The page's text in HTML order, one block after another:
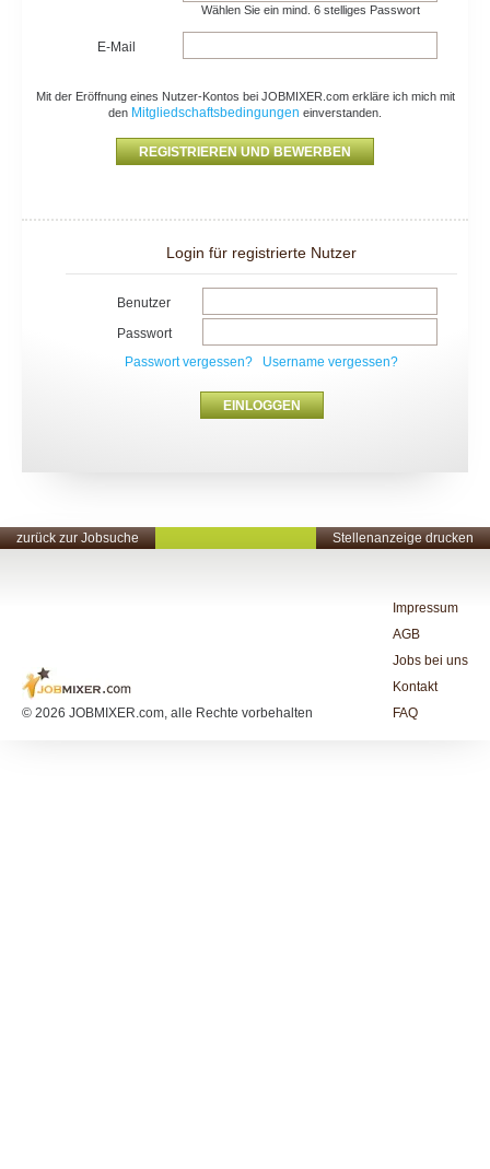
Wählen Sie ein mind. 6 stelliges Passwort
E-Mail
Mit der Eröffnung eines Nutzer-Kontos bei JOBMIXER.com erkläre ich mich mit
den Mitgliedschaftsbedingungen einverstanden.
Login für registrierte Nutzer
Benutzer
Passwort
Passwort vergessen?
Username vergessen?
zurück zur Jobsuche Stellenanzeige drucken
© 2026 JOBMIXER.com, alle Rechte vorbehalten
Impressum
AGB
Jobs bei uns
Kontakt
FAQ